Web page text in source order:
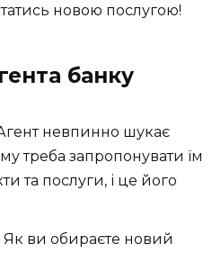
новою послугою!
банку
невпинно шукає
треба запропонувати їм
та послуги, і це його
Як ви обираєте новий